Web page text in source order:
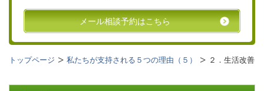
メール相談予約はこちら
トップページ 私たちが支持される５つの理由（５） ２．生活改善